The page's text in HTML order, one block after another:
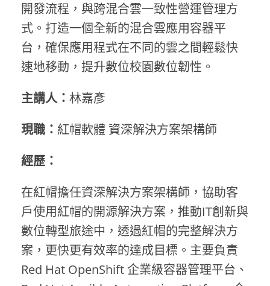
開發流程，與跨混合雲一致性營運管理方
式。打造一個全新的混合雲應用容器平
台，確保應用程式在不同的雲之間輕鬆快
速地移動，提升數位校園數位韌性。
主講人： 林嘉彥
現職： 紅帽軟體 資深解決方案架構師
經歷：
在紅帽擔任資深解決方案架構師，協助客
戶使用紅帽的開源解決方案，推動IT創新與
數位轉型旅途中，透過紅帽的完整解決方
案，更快更有效率的達成目標。主要負責
Red Hat OpenShift 企業級容器管理平台、